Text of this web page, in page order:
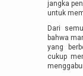
jangka
untuk
Dari
bahwa
yang
cukup